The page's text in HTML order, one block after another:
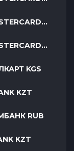
KGS
KZT
RUB
KZT